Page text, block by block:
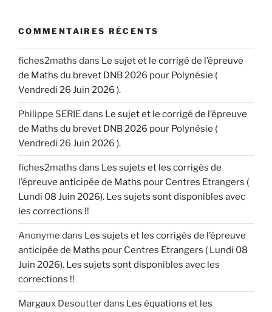
COMMENTAIRES RÉCENTS
fiches2maths dans Le sujet et le corrigé de l’épreuve
de Maths du brevet DNB 2026 pour Polynésie (
Vendredi 26 Juin 2026 ).
Philippe SERIEdans Le sujet et le corrigé de l’épreuve
de Maths du brevet DNB 2026 pour Polynésie (
Vendredi 26 Juin 2026 ).
fiches2maths dans Les sujets et les corrigés de
l’épreuve anticipée de Maths pour Centres Etrangers (
Lundi 08 Juin 2026). Les sujets sont disponibles avec
les corrections !!
Anonyme dans Les sujets et les corrigés de l’épreuve
anticipée de Maths pour Centres Etrangers ( Lundi 08
Juin 2026). Les sujets sont disponibles avec les
corrections !!
Margaux Desoutterdans Les équations et les